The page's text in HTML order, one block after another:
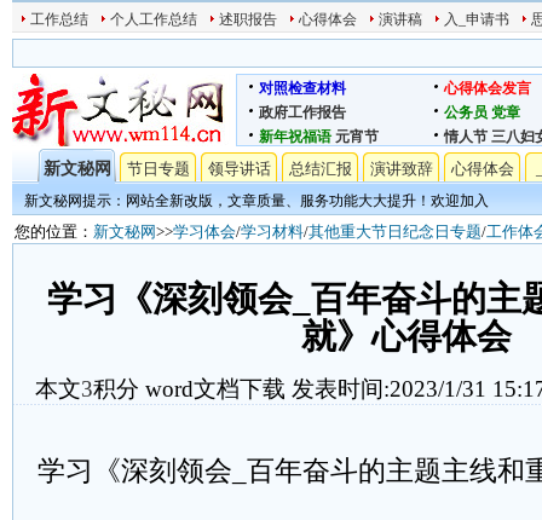
工作总结 个人工作总结 述职报告 心得体会 演讲稿 入_申请书
对照检查材料
心得体会发言
政府工作报告
公务员 党章
新年祝福语 元宵节 情人节 三八妇
新文秘网 节日专题 领导讲话 总结汇报 演讲致辞 心得体会
新文秘网提示：网站全新改版，文章质量、服务功能大大提升！欢迎加入
您的位置： 新文秘网>>学习体会/学习材料/其他重大节日纪念日专题/工作体
学习《深刻领会_百年奋斗的主
就》心得体会
本文3积分 word文档下载 发表时间:2023/1/31
学习《深刻领会_百年奋斗的主题主线和